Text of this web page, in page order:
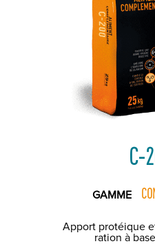
C-
GAMME
Apport protéique
ration à